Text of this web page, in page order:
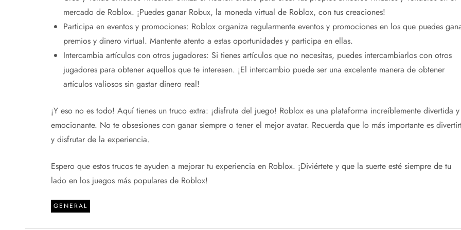
mercado de Roblox. ¡Puedes ganar Robux, la moneda virtual de Roblox, con tus creaciones!
Participa en eventos y promociones: Roblox organiza regularmente eventos y promociones en los que puedes
premios y dinero virtual. Mantente atento a estas oportunidades y participa en ellas.
Intercambia artículos con otros jugadores: Si tienes artículos que no necesitas, puedes intercambiarlos con otros
jugadores para obtener aquellos que te interesen. ¡El intercambio puede ser una excelente manera de obtener
artículos valiosos sin gastar dinero real!
¡Y eso no es todo! Aquí tienes un truco extra: ¡disfruta del juego! Roblox es una plataforma increíblemente divertida y
emocionante. No te obsesiones con ganar siempre o tener el mejor avatar. Recuerda que lo más importante es
y disfrutar de la experiencia.
Espero que estos trucos te ayuden a mejorar tu experiencia en Roblox. ¡Diviértete y que la suerte esté siempre de tu
lado en los juegos más populares de Roblox!
GENERAL